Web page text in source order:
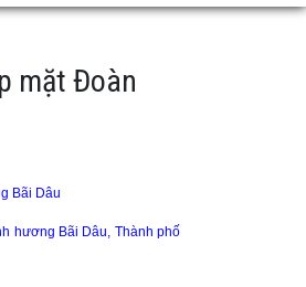
mặt Đoàn
Bãi Dâu
hương Bãi Dâu, Thành phố